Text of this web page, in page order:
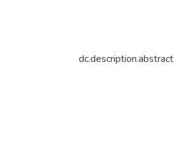
dc.description.abstract